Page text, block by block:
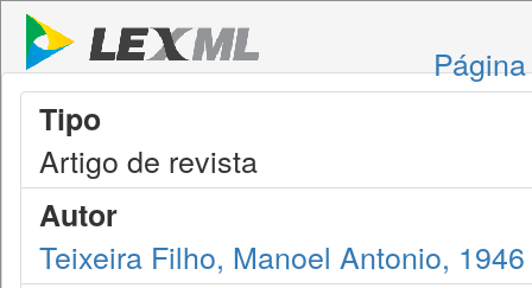
Tipo
Artigo de revista
Autor
Teixeira Filho, Manoel Antonio, 1946